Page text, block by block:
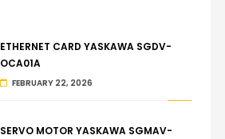
ETHERNET CARD YASKAWA SGDV-
OCA01A
FEBRUARY 22, 2026
SERVO MOTOR YASKAWA SGMAV-